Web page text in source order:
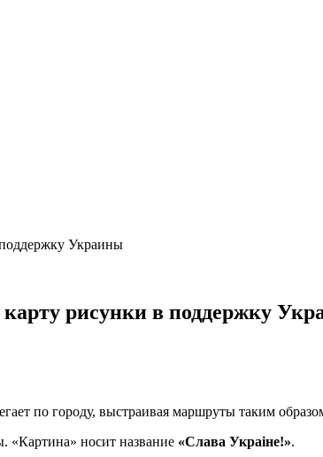
Украины
рисунки в поддержку
по городу, выстраивая маршруты таким
«Картина» носит название «Слава Украіне!».